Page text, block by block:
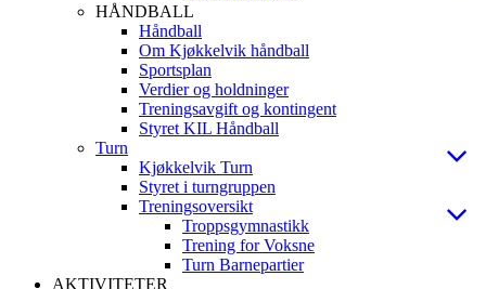
HÅNDBALL
Håndball
Om Kjøkkelvik håndball
Sportsplan
Verdier og holdninger
Treningsavgift og kontingent
Styret KIL Håndball
Turn
Kjøkkelvik Turn
Styret i turngruppen
Treningsoversikt
Troppsgymnastikk
Trening for Voksne
Turn Barnepartier
AKTIVITETER